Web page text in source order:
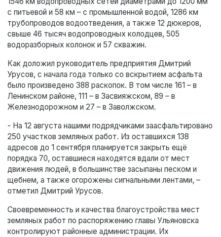
с питьевой и 58 км – с промышленной водой, 1286 км
трубопроводов водоотведения, а также 12 дюкеров,
свыше 46 тысяч водопроводных колодцев, 505
водоразборных колонок и 57 скважин.
Как доложил руководитель предприятия Дмитрий
Урусов, с начала года только со вскрытием асфальта
было произведено 388 раскопок. В том числе 161 – в
Ленинском районе, 111 – в Засвияжском, 89 – в
Железнодорожном и 27 – в Заволжском.
- На 12 августа нашими подрядчиками заасфальтировано
250 участков земляных работ. Из оставшихся 138
адресов до 1 сентября планируется закрыть ещё
порядка 70, оставшиеся находятся вдали от мест
движения людей, в большинстве засыпаны песком и
щебнем, а также огорожены сигнальными лентами, –
отметил Дмитрий Урусов.
Своевременность и качества благоустройства мест
земляных работ по распоряжению главы Ульяновска
контролируют районные администрации. Их